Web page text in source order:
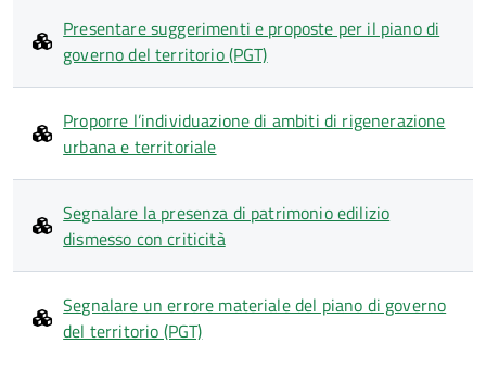
Presentare suggerimenti e proposte per il piano di
governo del territorio (PGT)
Proporre l’individuazione di ambiti di rigenerazione
urbana e territoriale
Segnalare la presenza di patrimonio edilizio
dismesso con criticità
Segnalare un errore materiale del piano di governo
del territorio (PGT)